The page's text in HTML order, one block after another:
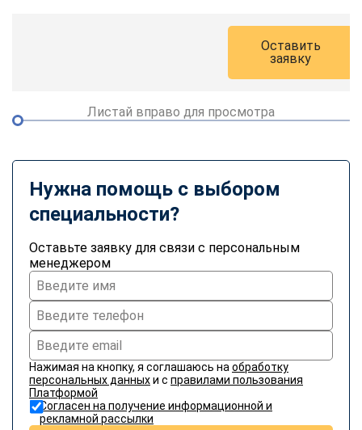
Оставить
заявку
Листай вправо для просмотра
Нужна помощь с выбором
специальности?
Оставьте заявку для связи с персональным
менеджером
Нажимая на кнопку, я соглашаюсь на обработку
персональных данныхи с правилами пользования
Платформой
Согласен на получение информационной и
рекламной рассылки